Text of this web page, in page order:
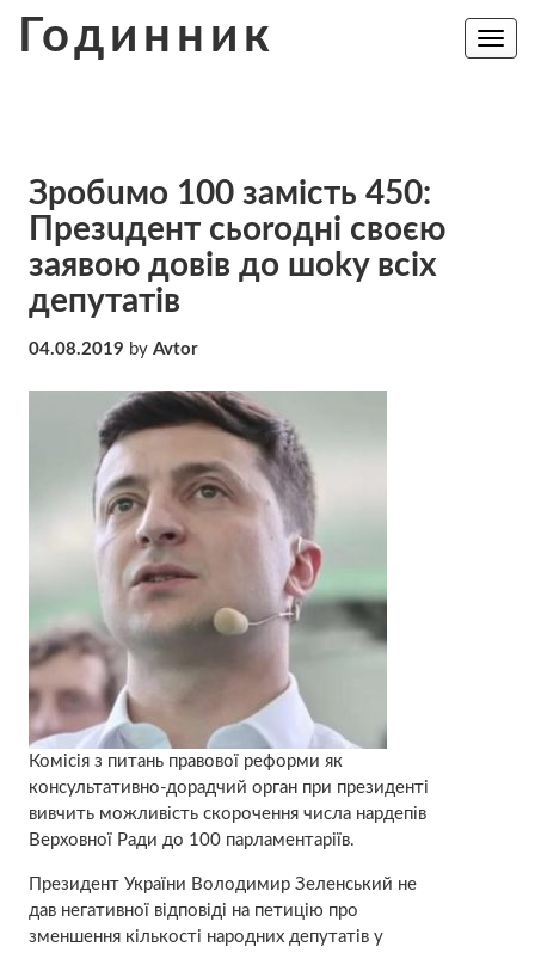
Годинник
Toggle
Зpoбuмо 100 зaмicть 450:
Прeзuдeнт cьоroднi cвoєю
зaявoю дoвiв до шoky вciх
дeпyтaтiв
04.08.2019 by Avtor
Комісія з питань правової реформи як
консультативно-дорадчий орган при президенті
вивчить можливість скорочення числа нардепів
Верховної Ради до 100 парламентаріїв.
Президент України Володимир Зеленський не
дав негативної відповіді на петицію про
зменшення кількості народних депутатів у